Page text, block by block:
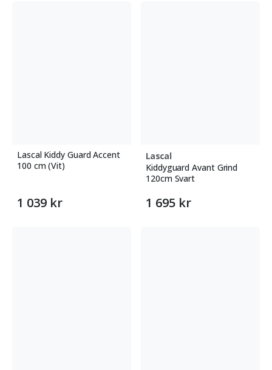
Lascal Kiddy Guard Accent
100 cm (Vit)
1 039 kr
Lascal
Kiddyguard Avant Grind
120cm Svart
1 695 kr